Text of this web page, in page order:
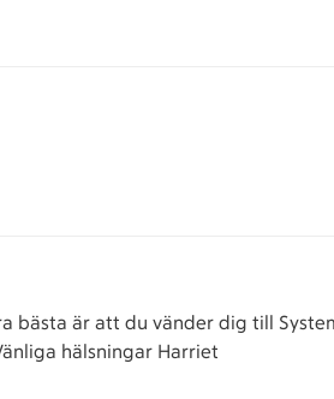
bästa är att du vänder dig till
hälsningar Harriet